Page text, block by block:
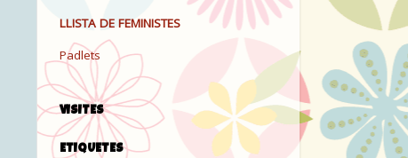
LLISTA DE FEMINISTES
Padlets
VISITES
ETIQUETES